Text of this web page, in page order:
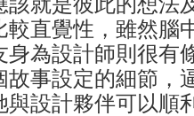
直覺性，雖然腦
身為設計師則很有
事設定的細節，
設計夥伴可以順